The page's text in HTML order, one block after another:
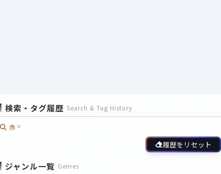
検索・タグ履歴 Search & Tag History
赤
履歴をリセット
ジャンル一覧 Genres